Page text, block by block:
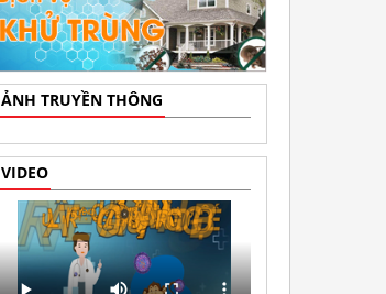
ẢNH TRUYỀN THÔNG
VIDEO